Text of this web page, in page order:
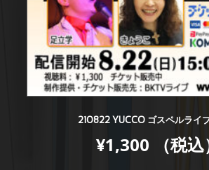
210822 YUCCO ゴスペルライ
¥1,300 （税込